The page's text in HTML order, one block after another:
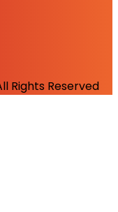
Rights Reserved